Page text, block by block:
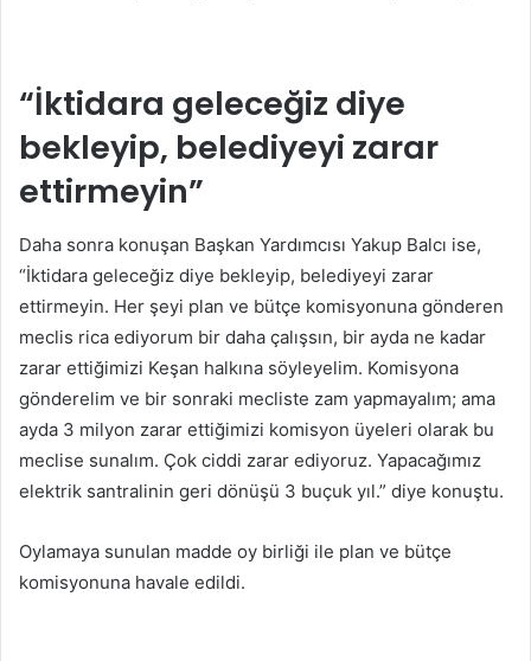
“İktidara geleceğiz diye
bekleyip, belediyeyi zarar
ettirmeyin”
Daha sonra konuşan Başkan Yardımcısı Yakup Balcı ise,
“İktidara geleceğiz diye bekleyip, belediyeyi zarar
ettirmeyin. Her şeyi plan ve bütçe komisyonuna gönderen
meclis rica ediyorum bir daha çalışsın, bir ayda ne kadar
zarar ettiğimizi Keşan halkına söyleyelim. Komisyona
gönderelim ve bir sonraki mecliste zam yapmayalım; ama
ayda 3 milyon zarar ettiğimizi komisyon üyeleri olarak bu
meclise sunalım. Çok ciddi zarar ediyoruz. Yapacağımız
elektrik santralinin geri dönüşü 3 buçuk yıl.” diye konuştu.
Oylamaya sunulan madde oy birliği ile plan ve bütçe
komisyonuna havale edildi.